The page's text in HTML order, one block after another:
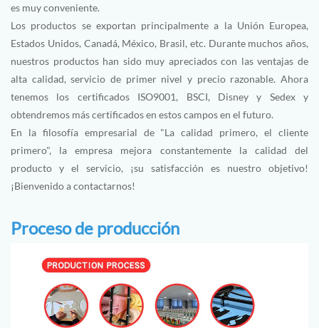
es muy conveniente.
Los productos se exportan principalmente a la Unión Europea,
Estados Unidos, Canadá, México, Brasil, etc. Durante muchos años,
nuestros productos han sido muy apreciados con las ventajas de
alta calidad, servicio de primer nivel y precio razonable. Ahora
tenemos los certificados ISO9001, BSCI, Disney y Sedex y
obtendremos más certificados en estos campos en el futuro.
En la filosofía empresarial de "La calidad primero, el cliente
primero", la empresa mejora constantemente la calidad del
producto y el servicio, ¡su satisfacción es nuestro objetivo!
¡Bienvenido a contactarnos!
Proceso de producción